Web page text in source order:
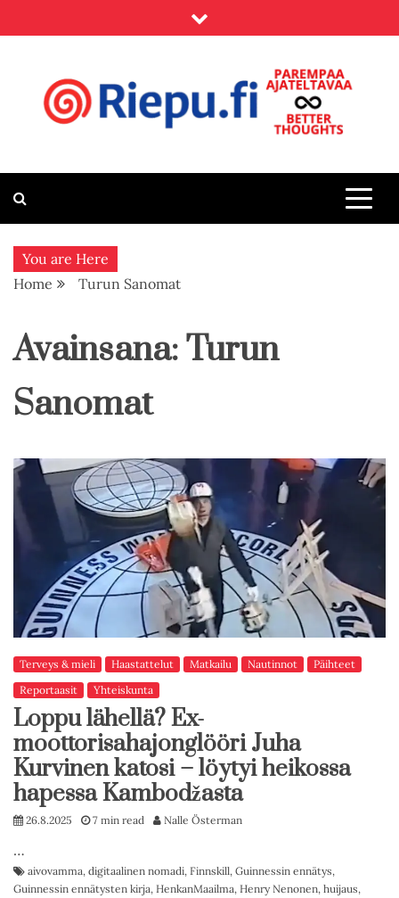
to
Riepu.fi
You are Here
Home
Turun Sanomat
Avainsana:Turun
Sanomat
Terveys & mieli Haastattelut Matkailu Nautinnot
Päihteet
Reportaasit
Yhteiskunta
Loppu lähellä? Ex-
moottorisahajonglööri Juha
Kurvinen katosi – löytyi heikossa
hapessa Kambodžasta
26.8.2025 7 min read Nalle Österman
…
aivovamma, digitaalinen nomadi, Finnskill, Guinnessin ennätys,
Guinnessin ennätysten kirja, HenkanMaailma, Henry Nenonen, huijaus,